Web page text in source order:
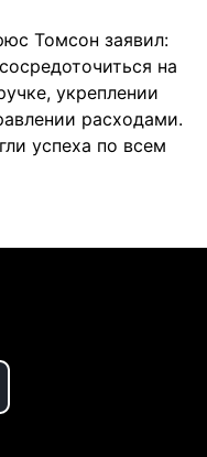
Томсон заявил:
на
укреплении
расходами.
успеха по всем